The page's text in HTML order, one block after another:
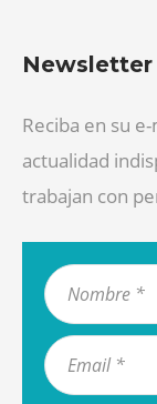
Newsletter
Reciba en su
actualidad
trabajan con